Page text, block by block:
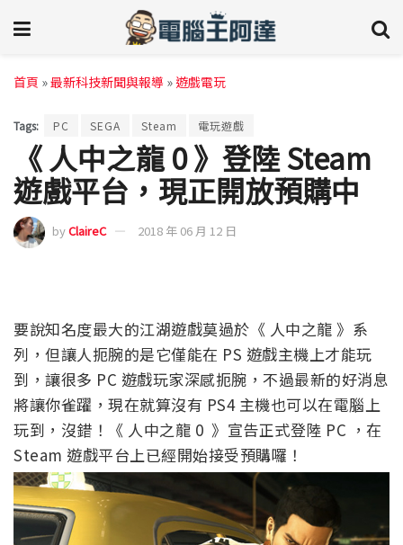
首頁 »最新科技新聞與報導 »遊戲電玩
Tags: PC SEGA Steam 電玩遊戲
《 人中之龍 0 》登陸 Steam
遊戲平台，現正開放預購中
byClaireC 2018 年 06 月 12 日
要說知名度最大的江湖遊戲莫過於《 人中之龍 》系
列，但讓人扼腕的是它僅能在 PS 遊戲主機上才能玩
到，讓很多 PC 遊戲玩家深感扼腕，不過最新的好消息
將讓你雀躍，現在就算沒有 PS4 主機也可以在電腦上
玩到，沒錯！《 人中之龍 0 》宣告正式登陸 PC ，在
Steam 遊戲平台上已經開始接受預購囉！